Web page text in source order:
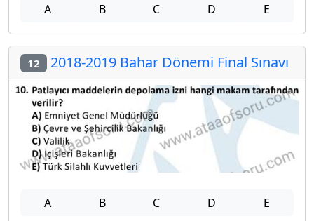
A B C D E
12 2018-2019 Bahar Dönemi Final Sınavı
A B C D E